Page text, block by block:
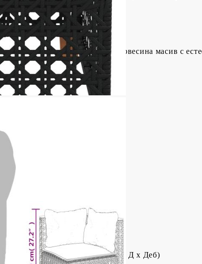
прахово покритие, акациева дървесина масив с
x Д x В)
см (Ш x Д)
за сядане: Дунапрен
Памучни влакна
седалката: 56,5 x 56,5 x 3 см (Ш x Д x Деб)